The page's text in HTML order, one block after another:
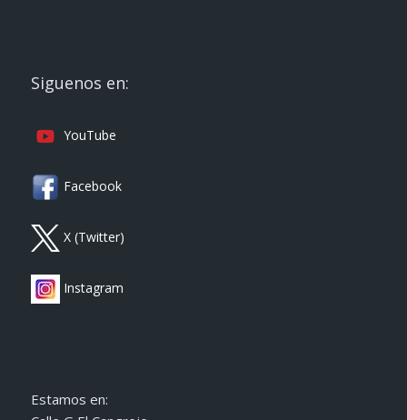
Siguenos en:
YouTube
Facebook
X (Twitter)
Instagram
Estamos en: